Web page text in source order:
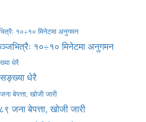
१०÷१० मिनेटमा अनुगमन
सङ्ख्या धेरै
जना बेपत्ता, खोजी जारी